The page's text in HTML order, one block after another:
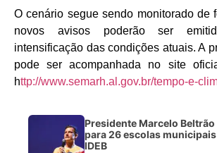
O cenário segue sendo monitorado de
novos avisos poderão ser
intensificação das condições atuais. A
pode ser acompanhada no site
http://www.semarh.al.gov.br/tempo-e-
Presidente Marcelo
para 26 escolas
IDEB